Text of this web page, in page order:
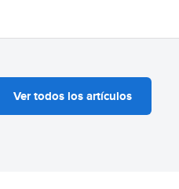
Ver todos los artículos